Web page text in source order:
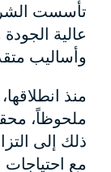
تأسست
عالية
وأساليب
منذ
ملحوظاً،
ذلك إلى
مع احتياجات